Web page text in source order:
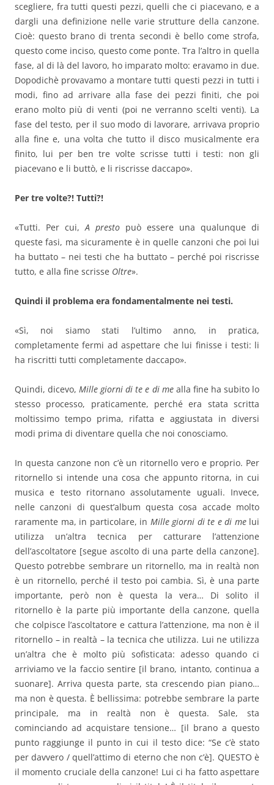
scegliere, fra tutti questi pezzi, quelli che ci piacevano, e a
dargli una definizione nelle varie strutture della canzone.
Cioè: questo brano di trenta secondi è bello come strofa,
questo come inciso, questo come ponte. Tra l’altro in quella
fase, al di là del lavoro, ho imparato molto: eravamo in due.
Dopodichè provavamo a montare tutti questi pezzi in tutti i
modi, fino ad arrivare alla fase dei pezzi finiti, che poi
erano molto più di venti (poi ne verranno scelti venti). La
fase del testo, per il suo modo di lavorare, arrivava proprio
alla fine e, una volta che tutto il disco musicalmente era
finito, lui per ben tre volte scrisse tutti i testi: non gli
piacevano e li buttò, e li riscrisse daccapo».
Per tre volte?! Tutti?!
«Tutti. Per cui,A presto può essere una qualunque di
queste fasi, ma sicuramente è in quelle canzoni che poi lui
ha buttato – nei testi che ha buttato – perché poi riscrisse
tutto, e alla fine scrisse Oltre».
Quindi il problema era fondamentalmente nei testi.
«Sì, noi siamo stati l’ultimo anno, in pratica,
completamente fermi ad aspettare che lui finisse i testi: li
ha riscritti tutti completamente daccapo».
Quindi, dicevo,Mille giorni di te e di mealla fine ha subito lo
stesso processo, praticamente, perché era stata scritta
moltissimo tempo prima, rifatta e aggiustata in diversi
modi prima di diventare quella che noi conosciamo.
In questa canzone non c’è un ritornello vero e proprio. Per
ritornello si intende una cosa che appunto ritorna, in cui
musica e testo ritornano assolutamente uguali. Invece,
nelle canzoni di quest’album questa cosa accade molto
raramente ma, in particolare, in Mille giorni di te e di melui
utilizza un’altra tecnica per catturare l’attenzione
dell’ascoltatore [segue ascolto di una parte della canzone].
Questo potrebbe sembrare un ritornello, ma in realtà non
è un ritornello, perché il testo poi cambia. Sì, è una parte
importante, però non è questa la vera… Di solito il
ritornello è la parte più importante della canzone, quella
che colpisce l’ascoltatore e cattura l’attenzione, ma non è il
ritornello – in realtà – la tecnica che utilizza. Lui ne utilizza
un’altra che è molto più sofisticata: adesso quando ci
arriviamo ve la faccio sentire [il brano, intanto, continua a
suonare]. Arriva questa parte, sta crescendo pian piano…
ma non è questa. È bellissima: potrebbe sembrare la parte
principale, ma in realtà non è questa. Sale, sta
cominciando ad acquistare tensione… [il brano a questo
punto raggiunge il punto in cui il testo dice: “Se c’è stato
per davvero / quell’attimo di eterno che non c’è]. QUESTO è
il momento cruciale della canzone! Lui ci ha fatto aspettare